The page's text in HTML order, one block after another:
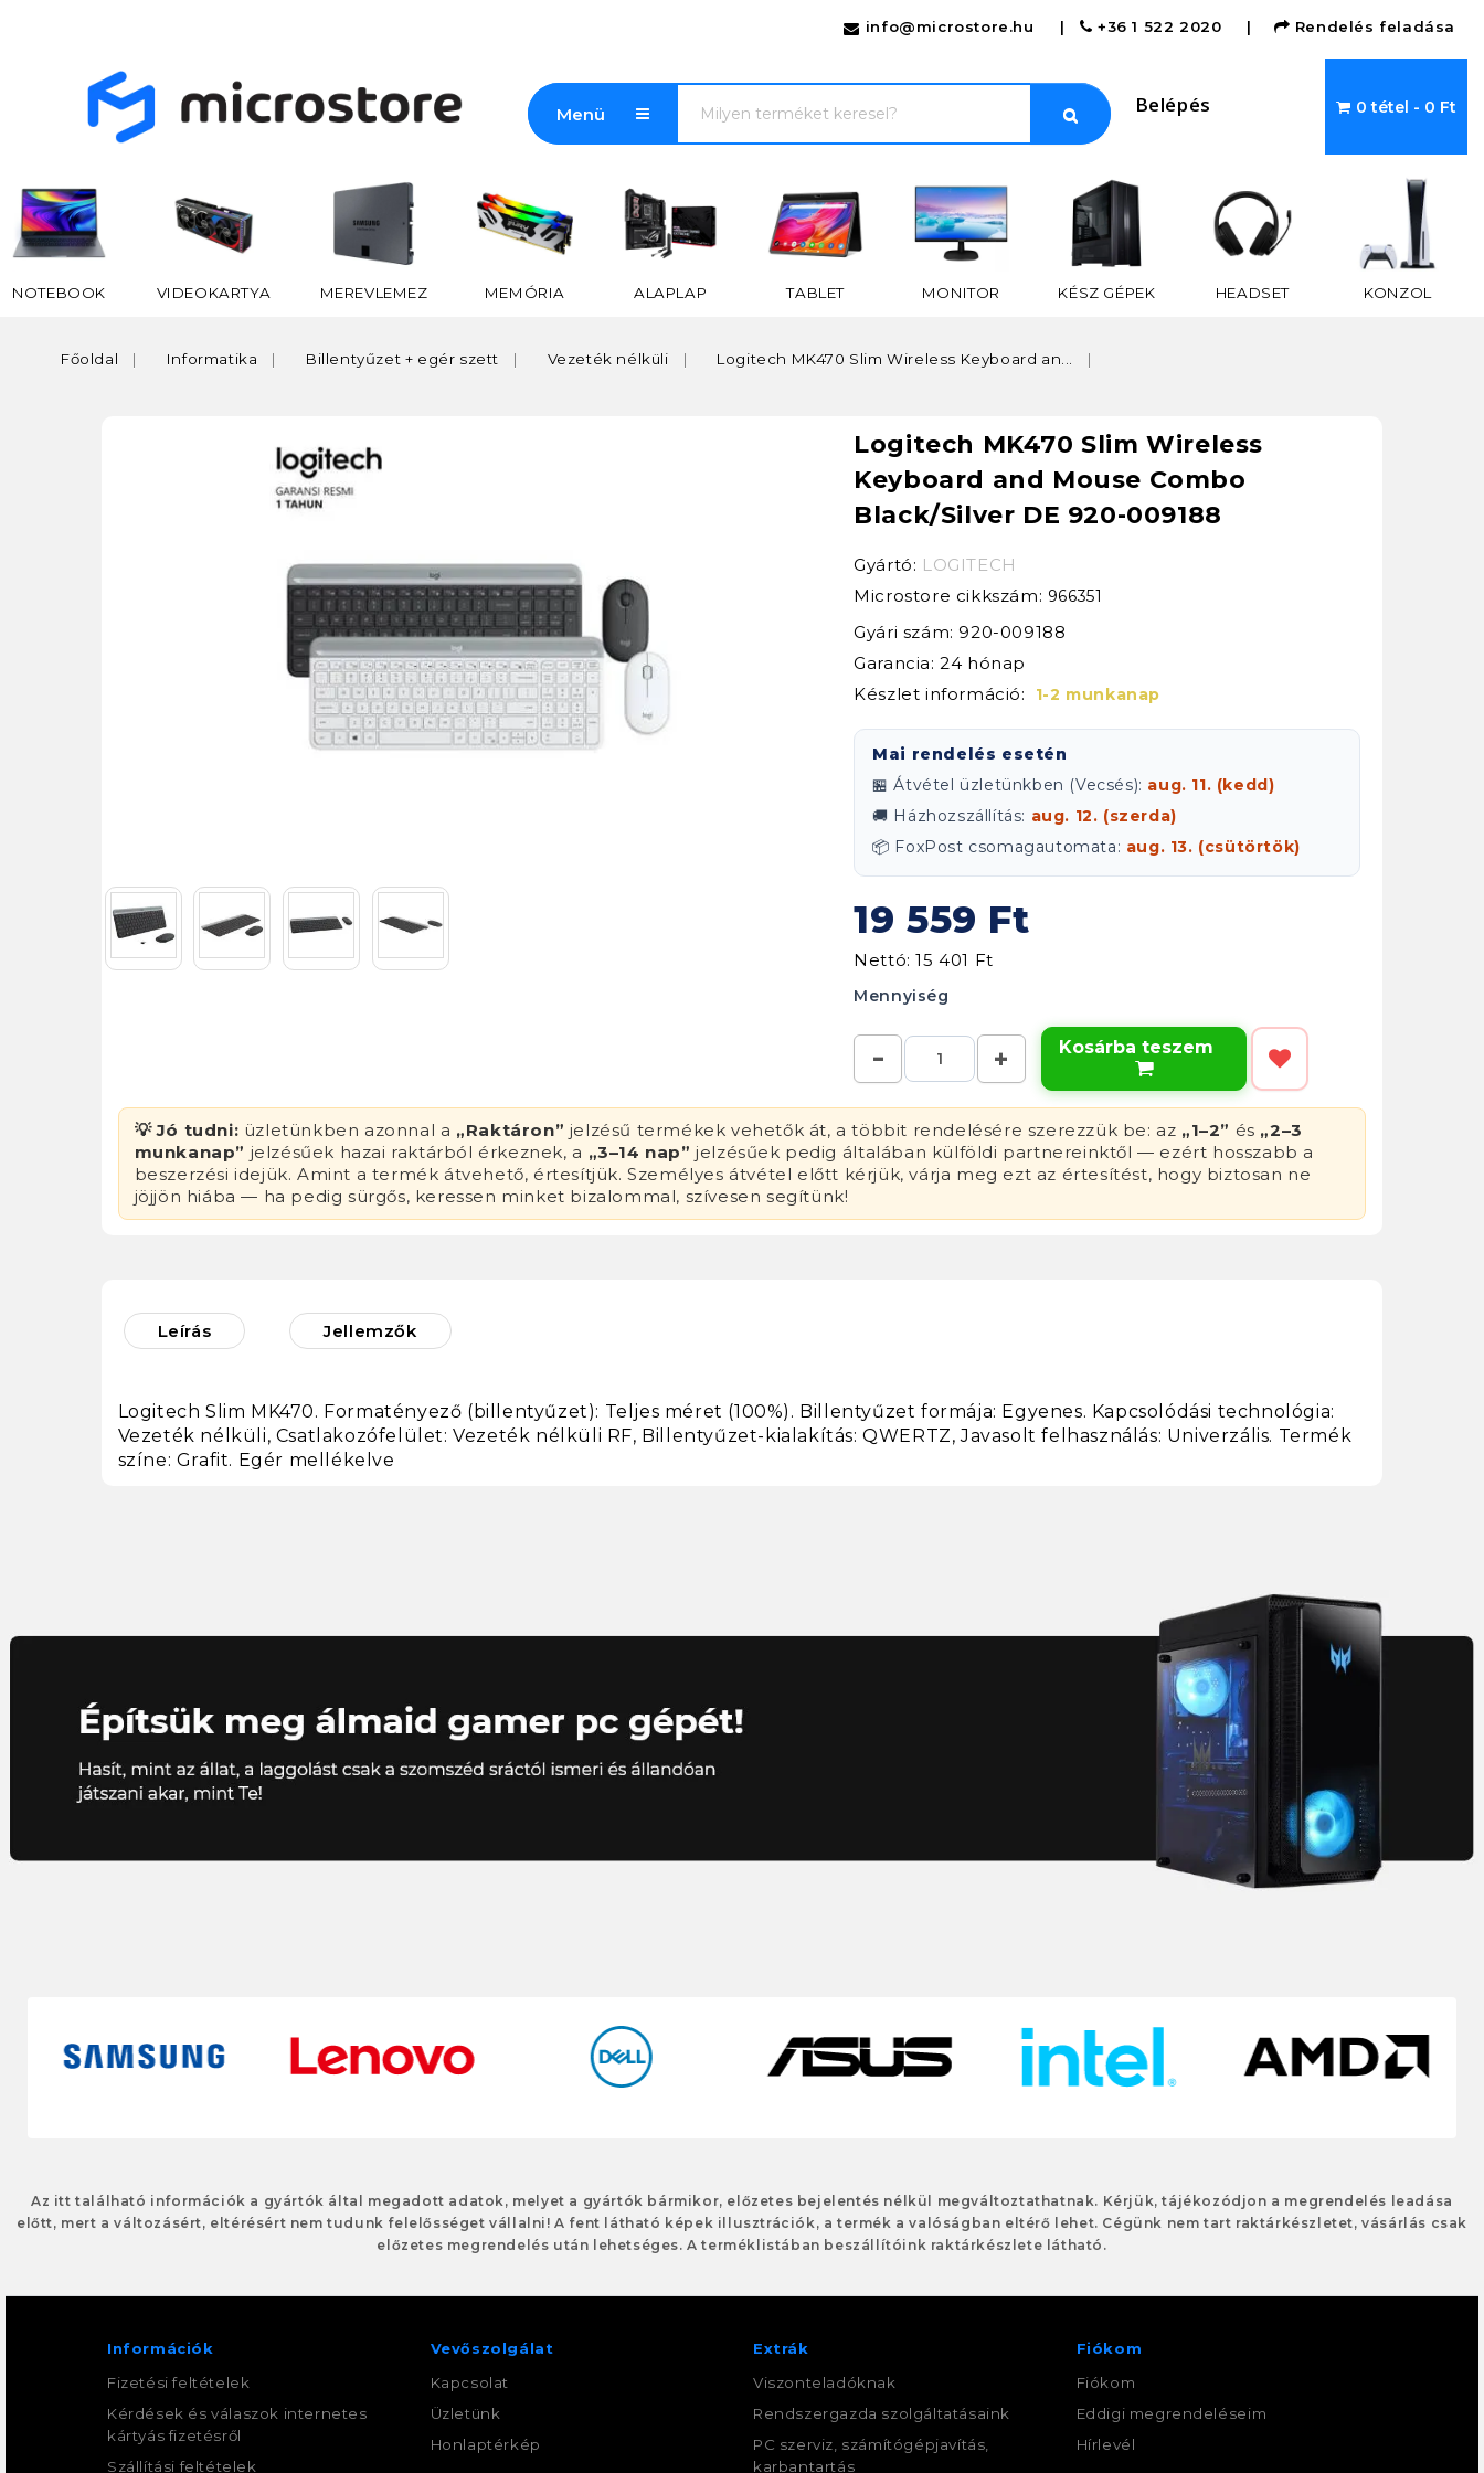
info@microstore.hu | +36 1 522 2020 | Rendelés feladása
Menü Belépés 0 tétel - 0 Ft
NOTEBOOK VIDEOKARTYA MEREVLEMEZ MEMÓRIA ALAPLAP TABLET MONITOR KÉSZ GÉPEK HEADSET KONZOL
Főoldal Informatika Billentyűzet + egér szett Vezeték nélküli Logitech MK470 Slim Wireless Keyboard an...
Logitech MK470 Slim Wireless
Keyboard and Mouse Combo
Black/Silver DE 920-009188
Gyártó: LOGITECH
Microstore cikkszám: 966351
Gyári szám: 920-009188
Garancia: 24 hónap
Készlet információ: 1-2 munkanap
Mai rendelés esetén
🏪 Átvétel üzletünkben (Vecsés): aug. 11. (kedd)
🚚 Házhozszállítás: aug. 12. (szerda)
📦 FoxPost csomagautomata: aug. 13. (csütörtök)
19 559 Ft
Nettó: 15 401 Ft
Mennyiség
Kosárba teszem

💡 Jó tudni: üzletünkben azonnal a „Raktáron” jelzésű termékek vehetők át, a többit rendelésére szerezzük be: az „1–2” és „2–3
munkanap” jelzésűek hazai raktárból érkeznek, a „3–14 nap” jelzésűek pedig általában külföldi partnereinktől — ezért hosszabb a
beszerzési idejük. Amint a termék átvehető, értesítjük. Személyes átvétel előtt kérjük, várja meg ezt az értesítést, hogy biztosan ne
jöjjön hiába — ha pedig sürgős, keressen minket bizalommal, szívesen segítünk!
Leírás Jellemzők
Logitech Slim MK470. Formatényező (billentyűzet): Teljes méret (100%). Billentyűzet formája: Egyenes. Kapcsolódási technológia:
Vezeték nélküli, Csatlakozófelület: Vezeték nélküli RF, Billentyűzet-kialakítás: QWERTZ, Javasolt felhasználás: Univerzális. Termék
színe: Grafit. Egér mellékelve
Az itt található információk a gyártók által megadott adatok, melyet a gyártók bármikor, előzetes bejelentés nélkül megváltoztathatnak. Kérjük, tájékozódjon a megrendelés leadása
előtt, mert a változásért, eltérésért nem tudunk felelősséget vállalni! A fent látható képek illusztrációk, a termék a valóságban eltérő lehet. Cégünk nem tart raktárkészletet, vásárlás csak
előzetes megrendelés után lehetséges. A terméklistában beszállítóink raktárkészlete látható.
Információk
Fizetési feltételek
Kérdések és válaszok internetes
kártyás fizetésről
Szállítási feltételek
Vevőszolgálat
Kapcsolat
Üzletünk
Honlaptérkép
Extrák
Viszonteladóknak
Rendszergazda szolgáltatásaink
PC szerviz, számítógépjavítás,
karbantartás
Fiókom
Fiókom
Eddigi megrendeléseim
Hírlevél